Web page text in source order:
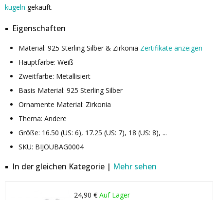
kugeln gekauft.
Eigenschaften
Material: 925 Sterling Silber & Zirkonia Zertifikate anzeigen
Hauptfarbe: Weiß
Zweitfarbe: Metallisiert
Basis Material: 925 Sterling Silber
Ornamente Material: Zirkonia
Thema: Andere
Größe: 16.50 (US: 6), 17.25 (US: 7), 18 (US: 8), ...
SKU: BIJOUBAG0004
In der gleichen Kategorie | Mehr sehen
24,90 € Auf Lager